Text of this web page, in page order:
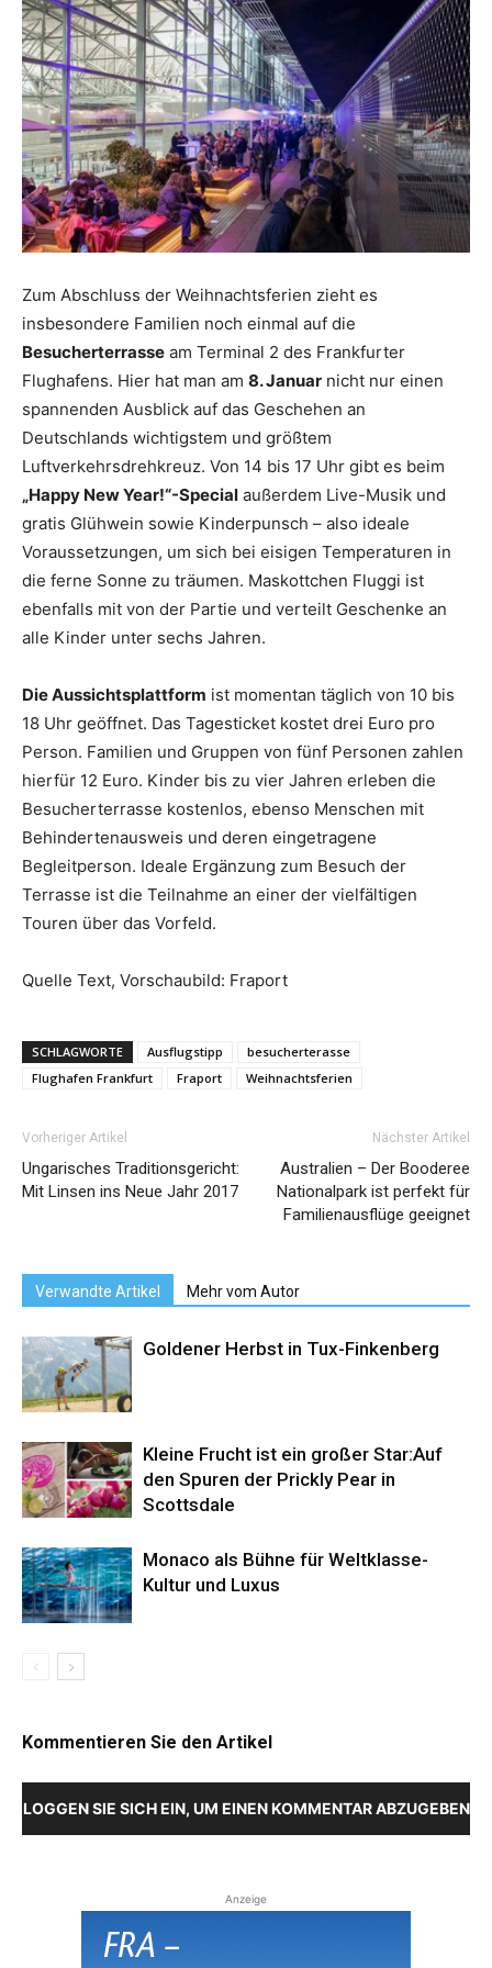
Reiseempfehlungen.
Zum Abschluss der Weihnachtsferien zieht es
insbesondere Familien noch einmal auf die
Besucherterrasse am Terminal 2 des Frankfurter
Flughafens. Hier hat man am 8. Januar nicht nur einen
spannenden Ausblick auf das Geschehen an
Deutschlands wichtigstem und größtem
Luftverkehrsdrehkreuz. Von 14 bis 17 Uhr gibt es beim
„Happy New Year!“-Special außerdem Live-Musik und
gratis Glühwein sowie Kinderpunsch – also ideale
Voraussetzungen, um sich bei eisigen Temperaturen in
die ferne Sonne zu träumen. Maskottchen Fluggi ist
ebenfalls mit von der Partie und verteilt Geschenke an
alle Kinder unter sechs Jahren.
Die Aussichtsplattform ist momentan täglich von 10 bis
18 Uhr geöffnet. Das Tagesticket kostet drei Euro pro
Person. Familien und Gruppen von fünf Personen zahlen
hierfür 12 Euro. Kinder bis zu vier Jahren erleben die
Besucherterrasse kostenlos, ebenso Menschen mit
Behindertenausweis und deren eingetragene
Begleitperson. Ideale Ergänzung zum Besuch der
Terrasse ist die Teilnahme an einer der vielfältigen
Touren über das Vorfeld.
Quelle Text, Vorschaubild: Fraport
SCHLAGWORTE Ausflugstipp
besucherterasse
Flughafen Frankfurt
Fraport Weihnachtsferien
Vorheriger Artikel
Ungarisches Traditionsgericht:
Mit Linsen ins Neue Jahr 2017
Nächster Artikel
Australien – Der Booderee
Nationalpark ist perfekt für
Familienausflüge geeignet
Verwandte Artikel Mehr vom Autor
Goldener Herbst in Tux-Finkenberg
Kleine Frucht ist ein großer Star:Auf
den Spuren der Prickly Pear in
Scottsdale
Monaco als Bühne für Weltklasse-
Kultur und Luxus
Kommentieren Sie den Artikel
LOGGEN SIE SICH EIN, UM EINEN KOMMENTAR ABZUGEBEN
Anzeige